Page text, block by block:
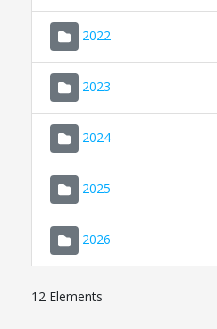
2022
2023
2024
2025
2026
12 Elements